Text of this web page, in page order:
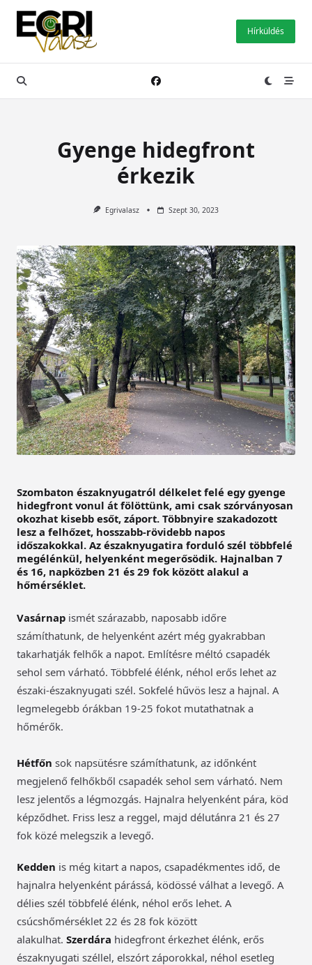
Skip
content
Hírküldés
Gyenge hidegfront
érkezik
Egrivalasz Szept 30, 2023
Szombaton északnyugatról délkelet felé egy gyenge
hidegfront vonul át fölöttünk, ami csak szórványosan
okozhat kisebb esőt, záport. Többnyire szakadozott
lesz a felhőzet, hosszabb-rövidebb napos
időszakokkal. Az északnyugatira forduló szél többfelé
megélénkül, helyenként megerősödik. Hajnalban 7
és 16, napközben 21 és 29 fok között alakul a
hőmérséklet.
Vasárnap ismét szárazabb, naposabb időre
számíthatunk, de helyenként azért még gyakrabban
takarhatják felhők a napot. Említésre méltó csapadék
sehol sem várható. Többfelé élénk, néhol erős lehet az
északi-északnyugati szél. Sokfelé hűvös lesz a hajnal. A
legmelegebb órákban 19-25 fokot mutathatnak a
hőmérők.
Hétfőn sok napsütésre számíthatunk, az időnként
megjelenő felhőkből csapadék sehol sem várható. Nem
lesz jelentős a légmozgás. Hajnalra helyenként pára, köd
képződhet. Friss lesz a reggel, majd délutánra 21 és 27
fok közé melegszik a levegő.
Kedden is még kitart a napos, csapadékmentes idő, de
hajnalra helyenként párássá, ködössé válhat a levegő. A
délies szél többfelé élénk, néhol erős lehet. A
csúcshőmérséklet 22 és 28 fok között
alakulhat. Szerdára hidegfront érkezhet élénk, erős
északnyugati széllel, elszórt záporokkal, néhol esetleg